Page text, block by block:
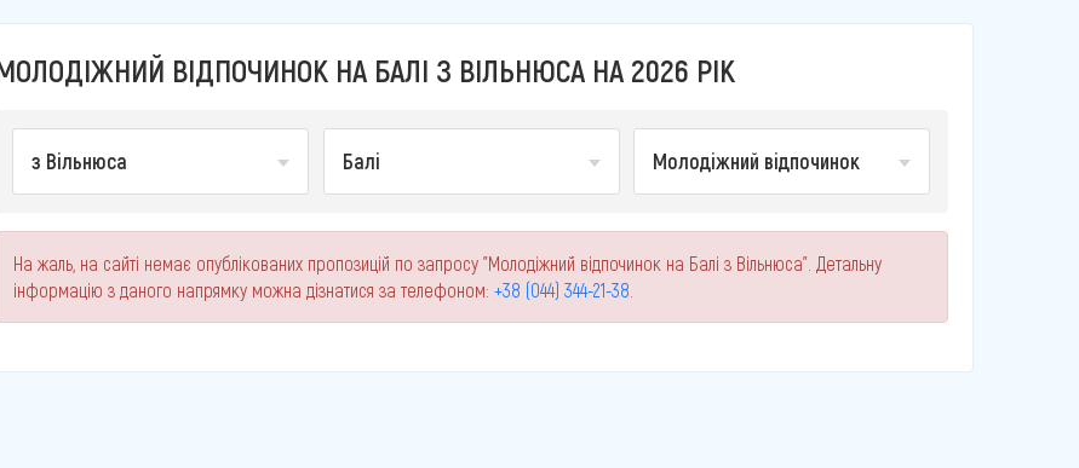
ВІДПОЧИНОК НА БАЛІ З ВІЛЬНЮСА НА 2026 РІК
з Вільнюса Балі Молодіжний відпочинок
На жаль, на сайті немає опублікованих пропозицій по запросу "Молодіжний відпочинок на Балі з Вільнюса". Детальну
інформацію з даного напрямку можна дізнатися за телефоном: +38 (044) 344-21-38